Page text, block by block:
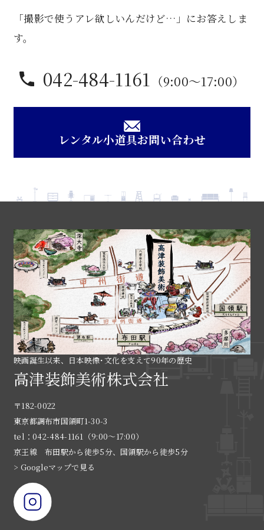
個
「撮影で使うアレ欲しいんだけど…」にお答えしま
す。
042-484-1161 （9:00〜17:00）
レンタル小道具お問い合わせ
映画誕生以来、日本映像･文化を支えて90年の歴史
高津装飾美術株式会社
〒182-0022
東京都調布市国領町1-30-3
tel：042-484-1161（9:00〜17:00）
京王線 布田駅から徒歩5分、国領駅から徒歩5分
> Googleマップで見る